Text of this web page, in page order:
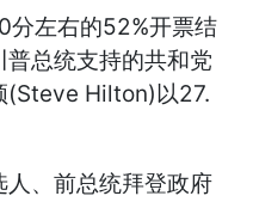
左右的52%开票结
总统支持的共和党
(Steve Hilton)以27.
、前总统拜登政府